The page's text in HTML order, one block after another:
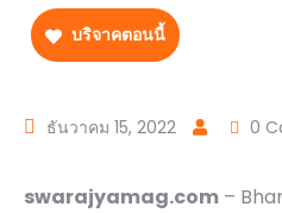
บริจาคตอนนี้
ธันวาคม 15, 2022 0
swarajyamag.com –